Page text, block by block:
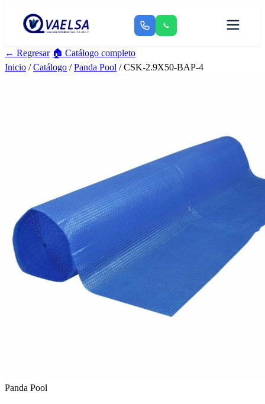
← Regresar 🏠 Catálogo completo
Inicio /Catálogo /Panda Pool / CSK-2.9X50-BAP-4
Panda Pool